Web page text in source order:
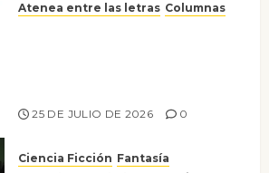
Atenea entre las letras Columnas
25 DE JULIO DE 2026 0
Ciencia Ficción Fantasía